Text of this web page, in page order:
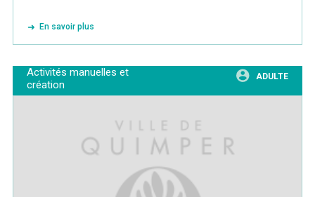
En savoir plus
Activités manuelles et
création
ADULTE